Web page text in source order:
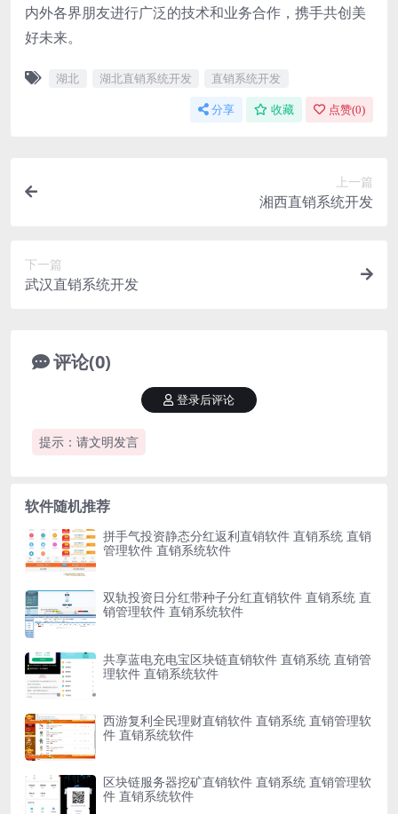
内外各界朋友进行广泛的技术和业务合作，携手共创美
好未来。
湖北 湖北直销系统开发 直销系统开发
分享 收藏 点赞(0)
上一篇
湘西直销系统开发
下一篇
武汉直销系统开发
评论(0)
提示：请文明发言
登录后评论
软件随机推荐
拼手气投资静态分红返利直销软件 直销系统 直销
管理软件 直销系统软件
双轨投资日分红带种子分红直销软件 直销系统 直
销管理软件 直销系统软件
共享蓝电充电宝区块链直销软件 直销系统 直销管
理软件 直销系统软件
西游复利全民理财直销软件 直销系统 直销管理软
件 直销系统软件
区块链服务器挖矿直销软件 直销系统 直销管理软
件 直销系统软件